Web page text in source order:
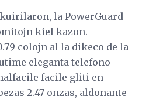
la PowerGuard
kiel kazon.
colojn al la dikeco de la
eleganta telefono
facile gliti en
2.47 onzas, aldonante